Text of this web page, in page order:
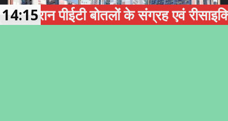
पीईटी बोतलों के संग्रह एवं रीसाइक्लिंग को
14:15